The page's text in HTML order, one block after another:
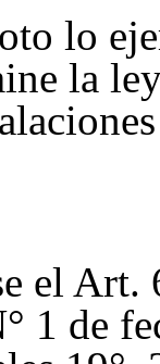
lo
la
el Art.
1 de